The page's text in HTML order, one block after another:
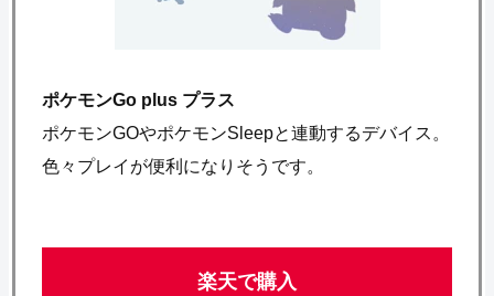
ポケモンGo plus プラス
ポケモンGOやポケモンSleepと連動するデバイス。
色々プレイが便利になりそうです。
楽天で購入